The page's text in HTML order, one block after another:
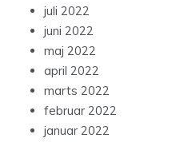
juli 2022
juni 2022
maj 2022
april 2022
marts 2022
februar 2022
januar 2022